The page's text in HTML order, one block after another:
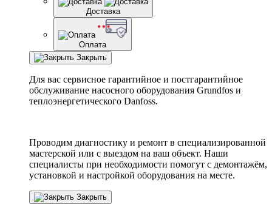
Доставка
Оплата
Закрыть
Для вас сервисное гарантийное и постгарантийное
обслуживание насосного оборудования Grundfos и
теплоэнергетического Danfoss.
Проводим диагностику и ремонт в специализированной
мастерской или с выездом на ваш объект. Наши
специалисты при необходимости помогут с демонтажём,
установкой и настройкой оборудования на месте.
Закрыть